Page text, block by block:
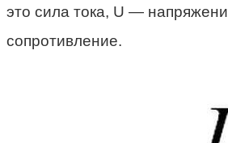
это сила тока, U —
сопротивление.